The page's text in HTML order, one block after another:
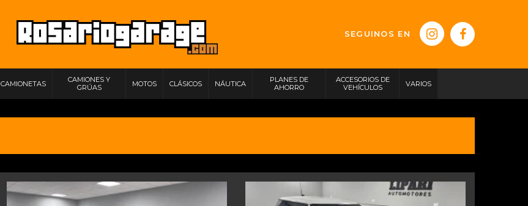
SEGUINOS EN
CAMIONETAS
CAMIONES Y
GRÚAS
MOTOS CLÁSICOS NÁUTICA
PLANES DE
AHORRO
ACCESORIOS DE
VEHÍCULOS
VARIOS